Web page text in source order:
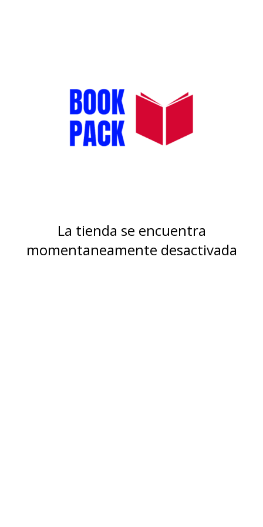
La tienda se encuentra
momentaneamente desactivada